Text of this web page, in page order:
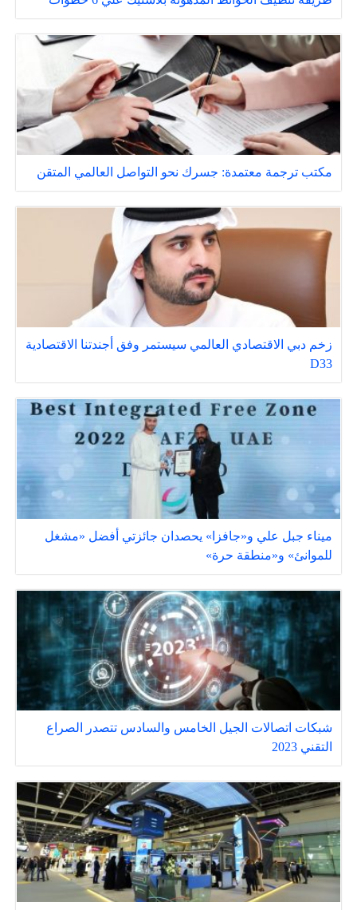
مكتب ترجمة معتمدة: جسرك نحو التواصل العالمي المتقن
زخم دبي الاقتصادي العالمي سيستمر وفق أجندتنا الاقتصادية
D33
ميناء جبل علي و«جافزا» يحصدان جائزتي أفضل «مشغل
للموانئ» و«منطقة حرة»
شبكات اتصالات الجيل الخامس والسادس تتصدر الصراع
التقني 2023